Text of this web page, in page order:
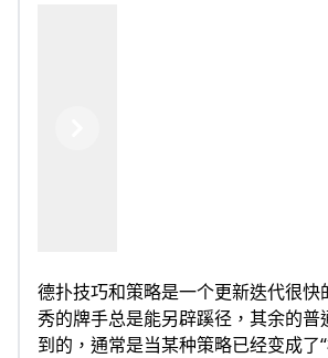
德扑技巧和策略是一个更新迭代很快
秀的牌手总是能另辟蹊径，其余的普
到的，通常是当某种策略已经变成了